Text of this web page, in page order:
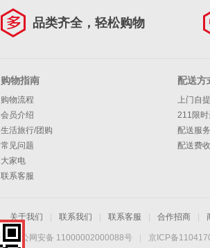
品类齐全，轻松购物
购物指南
购物流程
会员介绍
生活旅行/团购
常见问题
大家电
联系客服
配送方
上门自提
211限时
配送服
配送费
关于我们 联系我们 联系客服 合作招商
京公网安备 11000002000088号 京ICP备